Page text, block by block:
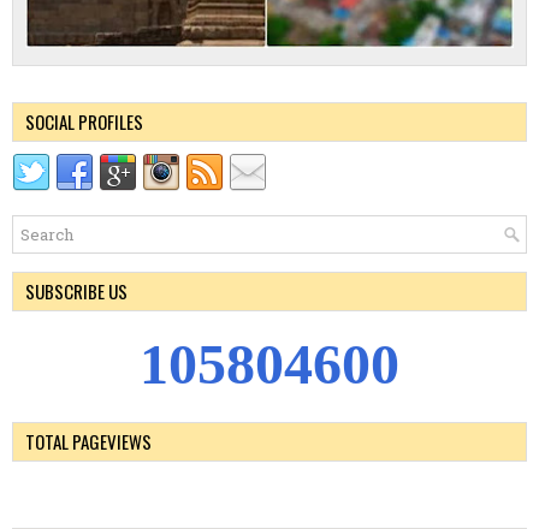
SOCIAL PROFILES
SUBSCRIBE US
105804600
TOTAL PAGEVIEWS